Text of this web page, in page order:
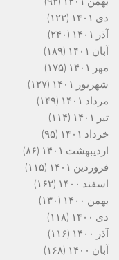
دی ۱۴۰۱
(۱۲۲)
آذر ۱۴۰۱
(۲۴۰)
آبان ۱۴۰۱
(۱۸۹)
مهر ۱۴۰۱
(۱۷۵)
شهریور ۱۴۰۱
(۱۲۷)
مرداد ۱۴۰۱
(۱۴۹)
تیر ۱۴۰۱
(۱۱۴)
خرداد ۱۴۰۱
(۹۵)
اردیبهشت ۱۴۰۱
(۸۶)
فروردین ۱۴۰۱
(۱۱۵)
اسفند ۱۴۰۰
(۱۶۲)
بهمن ۱۴۰۰
(۱۳۰)
دی ۱۴۰۰
(۱۱۸)
آذر ۱۴۰۰
(۱۱۶)
آبان ۱۴۰۰
(۱۶۸)